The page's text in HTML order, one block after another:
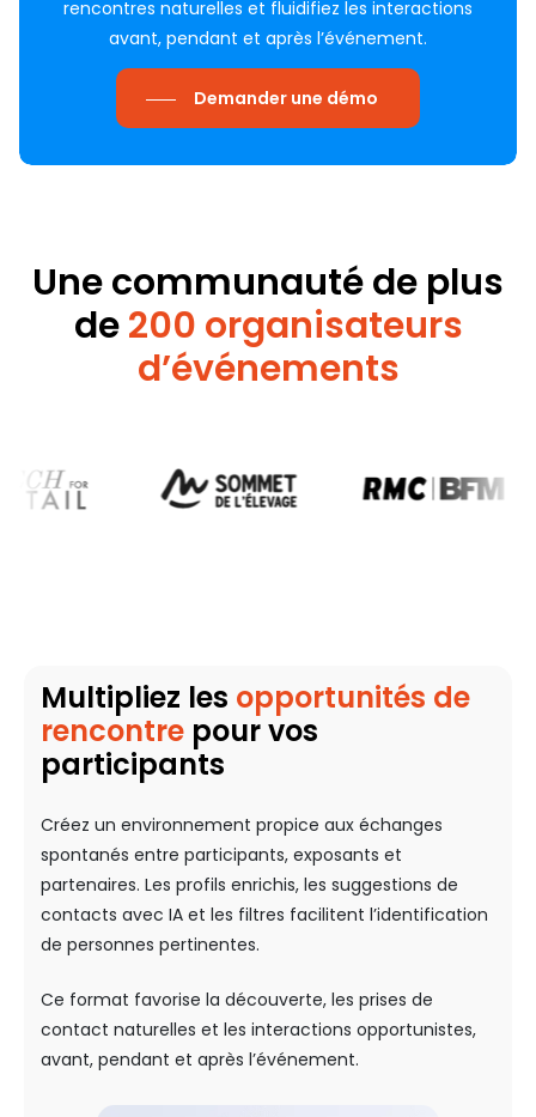
rencontres naturelles et fluidifiez les interactions
avant, pendant et après l’événement.
Demander une démo
Unecommunauté de plus
de200 organisateurs
d’événements
Multipliez les opportunités de
rencontre pour vos
participants
Créez un environnement propice aux échanges
spontanés entre participants, exposants et
partenaires. Les profils enrichis, les suggestions de
contacts avec IA et les filtres facilitent l’identification
de personnes pertinentes.
Ce format favorise la découverte, les prises de
contact naturelles et les interactions opportunistes,
avant, pendant et après l’événement.